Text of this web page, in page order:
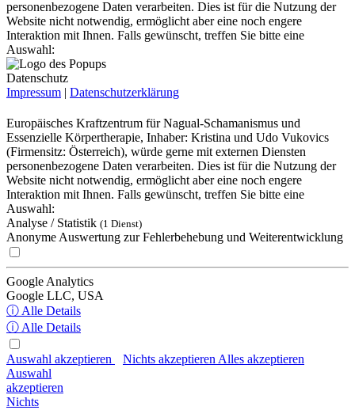
personenbezogene Daten verarbeiten. Dies ist für die Nutzung der
Website nicht notwendig, ermöglicht aber eine noch engere
Interaktion mit Ihnen. Falls gewünscht, treffen Sie bitte eine
Auswahl:
Datenschutz
Impressum | Datenschutzerklärung
Europäisches Kraftzentrum für Nagual-Schamanismus und
Essenzielle Körpertherapie, Inhaber: Kristina und Udo Vukovics
(Firmensitz: Österreich), würde gerne mit externen Diensten
personenbezogene Daten verarbeiten. Dies ist für die Nutzung der
Website nicht notwendig, ermöglicht aber eine noch engere
Interaktion mit Ihnen. Falls gewünscht, treffen Sie bitte eine
Auswahl:
Analyse / Statistik (1 Dienst)
Anonyme Auswertung zur Fehlerbehebung und Weiterentwicklung
Google Analytics
Google LLC, USA
ⓘ Alle Details
ⓘ Alle Details
Auswahl akzeptieren Nichts akzeptieren Alles akzeptieren
Auswahl
akzeptieren
Nichts